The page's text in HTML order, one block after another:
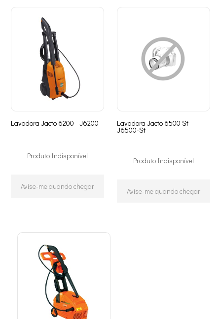
Lavadora Jacto 6200 - J6200
Produto Indisponível
Avise-me quando chegar
Lavadora Jacto 6500 St -
J6500-St
Produto Indisponível
Avise-me quando chegar